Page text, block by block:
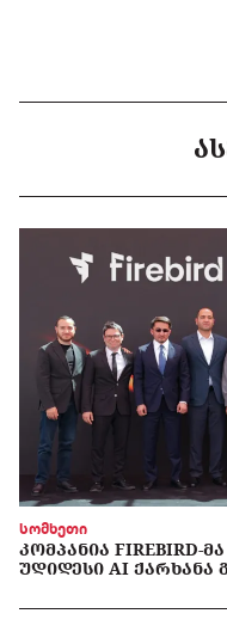
სომხეთი
ᲙᲝᲛᲞᲐᲜᲘᲐ FIREBIRD-
ᲣᲓᲘᲓᲔᲡᲘ AI ᲥᲐᲠᲮᲐᲜᲐ